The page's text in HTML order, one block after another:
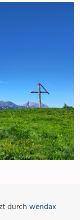
durch wendax
Aktuelles
Fotogalerie
Links